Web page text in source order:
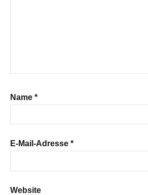
Name *
E-Mail-Adresse *
Website